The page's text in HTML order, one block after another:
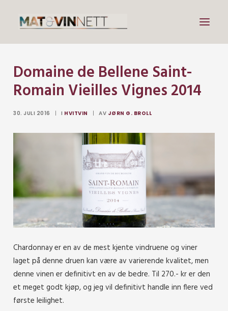
Mat
Drikke
Search
Domaine de Bellene Saint-
Romain Vieilles Vignes 2014
30. JULI 2016 | I HVITVIN | AV JØRN G. BROLL
Chardonnay er en av de mest kjente vindruene og viner
laget på denne druen kan være av varierende kvalitet, men
denne vinen er definitivt en av de bedre. Til 270.- kr er den
et meget godt kjøp, og jeg vil definitivt handle inn flere ved
første leilighet.